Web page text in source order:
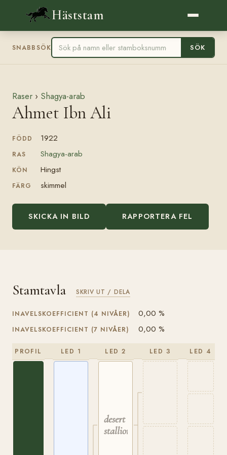
Häststam
SNABBSÖK SÖK
Raser › Shagya-arab
Ahmet Ibn Ali
FÖDD 1922
RAS Shagya-arab
KÖN Hingst
FÄRG skimmel
SKICKA IN BILD RAPPORTERA FEL
Stamtavla SKRIV UT / DELA
INAVELSKOEFFICIENT (4 NIVÅER) 0,00 %
INAVELSKOEFFICIENT (7 NIVÅER) 0,00 %
PROFIL LED 1 LED 2
desert
stallion
LED 3 LED 4